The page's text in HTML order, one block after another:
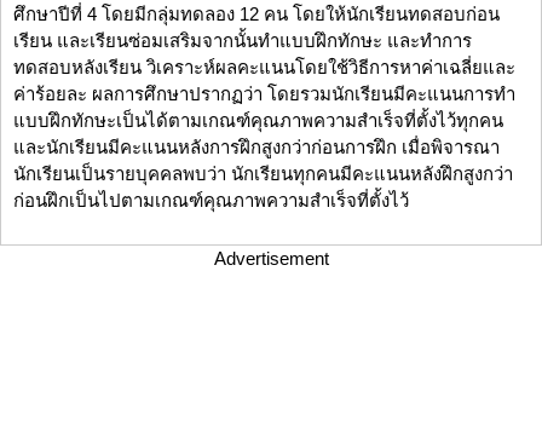
ศึกษาปีที่ 4 โดยมีกลุ่มทดลอง 12 คน โดยให้นักเรียนทดสอบก่อน
เรียน และเรียนซ่อมเสริมจากนั้นทำแบบฝึกทักษะ และทำการ
ทดสอบหลังเรียน วิเคราะห์ผลคะแนนโดยใช้วิธีการหาค่าเฉลี่ยและ
ค่าร้อยละ ผลการศึกษาปรากฏว่า โดยรวมนักเรียนมีคะแนนการทำ
แบบฝึกทักษะเป็นได้ตามเกณฑ์คุณภาพความสำเร็จที่ตั้งไว้ทุกคน
และนักเรียนมีคะแนนหลังการฝึกสูงกว่าก่อนการฝึก เมื่อพิจารณา
นักเรียนเป็นรายบุคคลพบว่า นักเรียนทุกคนมีคะแนนหลังฝึกสูงกว่า
ก่อนฝึกเป็นไปตามเกณฑ์คุณภาพความสำเร็จที่ตั้งไว้
Advertisement